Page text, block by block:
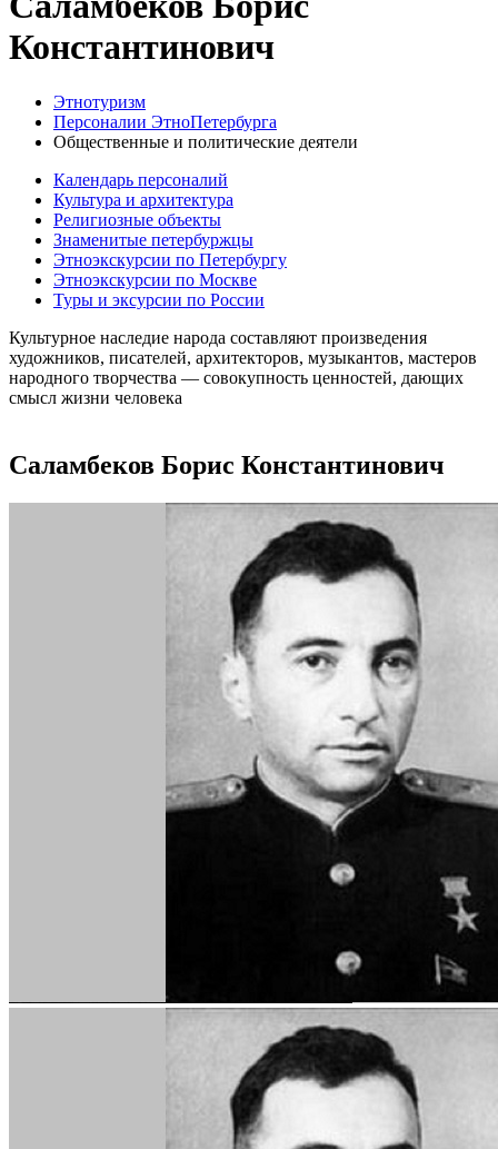
Константинович
Этнотуризм
Персоналии ЭтноПетербурга
Общественные и политические деятели
Календарь персоналий
Культура и архитектура
Религиозные объекты
Знаменитые петербуржцы
Этноэкскурсии по Петербургу
Этноэкскурсии по Москве
Туры и эксурсии по России
Культурное наследие народа составляют произведения
художников, писателей, архитекторов, музыкантов, мастеров
народного творчества ― совокупность ценностей, дающих
смысл жизни человека
Саламбеков Борис Константинович